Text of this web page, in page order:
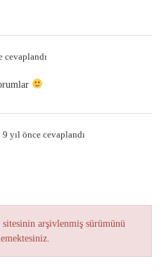
cevaplandı
9 yıl önce cevaplandı
arşivlenmiş sürümünü